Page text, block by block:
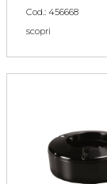
Cod.: 456668
scopri